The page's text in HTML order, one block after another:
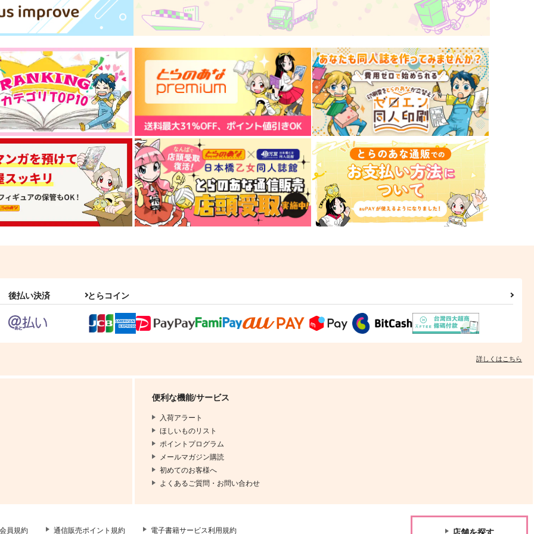
後払い決済 とらコイン
詳しくはこちら
便利な機能/サービス
入荷アラート
ほしいものリスト
ポイントプログラム
メールマガジン購読
初めてのお客様へ
よくあるご質問・お問い合わせ
員規約 通信販売ポイント規約
電子書籍サービス利用規約
店舗を探す